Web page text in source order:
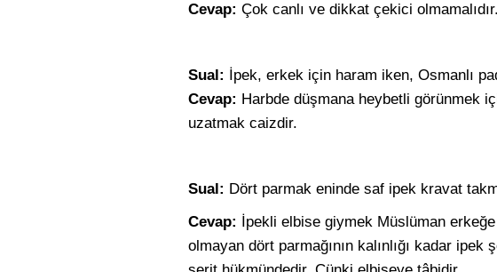
Cevap: Çok canlı ve dikkat çekici
Sual: İpek, erkek için haram iken, Osmanlı
Cevap: Harbde düşmana heybetli görünmek
uzatmak caizdir.
Sual: Dört parmak eninde saf ipek kravat
Cevap: İpekli elbise giymek Müslüman
olmayan dört parmağının kalınlığı kadar